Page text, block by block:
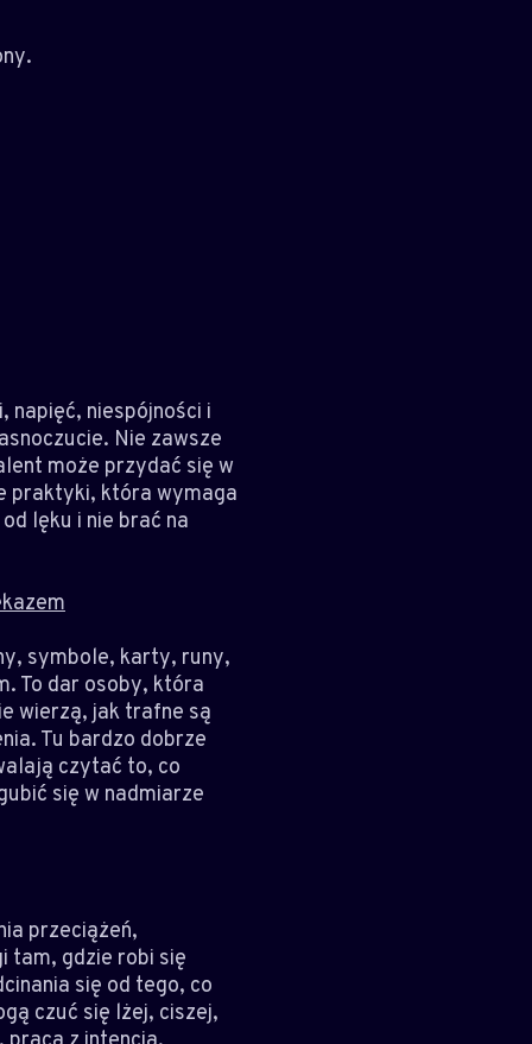
niespójności i
Nie zawsze
może przydać się w
praktyki, która wymaga
lęku i nie brać na
symbole, karty, runy,
To dar osoby, która
wierzą, jak trafne są
Tu bardzo dobrze
czytać to, co
się w nadmiarze
przeciążeń,
tam, gdzie robi się
się od tego, co
czuć się lżej, ciszej,